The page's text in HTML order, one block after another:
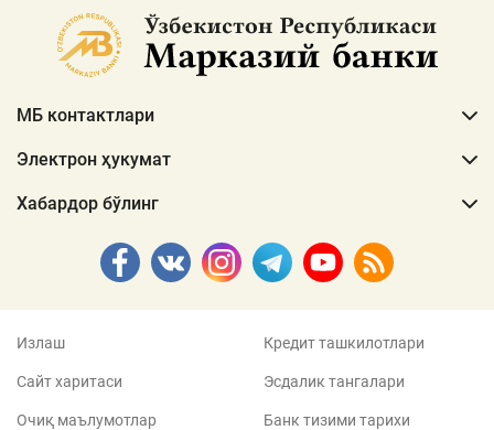
МБ контактлари
Электрон ҳукумат
Хабардор бўлинг
Излаш
Сайт харитаси
Очиқ маълумотлар
Кредит ташкилотлари
Эсдалик тангалари
Банк тизими тарихи